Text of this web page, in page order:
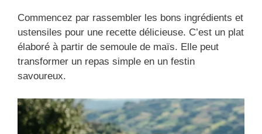
Commencez par rassembler les bons ingrédients et
ustensiles pour une recette délicieuse. C’est un plat
élaboré à partir de semoule de maïs. Elle peut
transformer un repas simple en un festin
savoureux.